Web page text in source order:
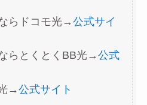
らドコモ光→公式サイ
らとくとくBB光→公式
→公式サイト